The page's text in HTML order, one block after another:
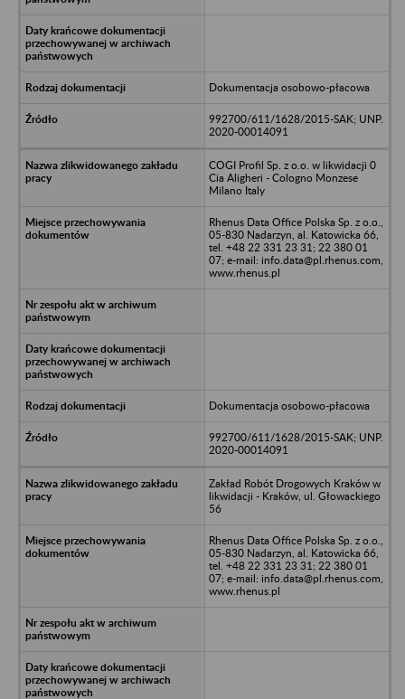
Dokumentacja osobowo-płacowa
992700/611/1628/2015-SAK; UNP.
2020-00014091
COGI Profil Sp. z o.o. w likwidacji 0
Cia Aligheri - Cologno Monzese
Milano Italy
Rhenus Data Office Polska Sp. z o.o.,
05-830 Nadarzyn, al. Katowicka 66,
tel. +48 22 331 23 31; 22 380 01
07; e-mail: info.data@pl.rhenus.com,
www.rhenus.pl
Dokumentacja osobowo-płacowa
992700/611/1628/2015-SAK; UNP.
2020-00014091
Zakład Robót Drogowych Kraków w
likwidacji - Kraków, ul. Głowackiego
56
Rhenus Data Office Polska Sp. z o.o.,
05-830 Nadarzyn, al. Katowicka 66,
tel. +48 22 331 23 31; 22 380 01
07; e-mail: info.data@pl.rhenus.com,
www.rhenus.pl